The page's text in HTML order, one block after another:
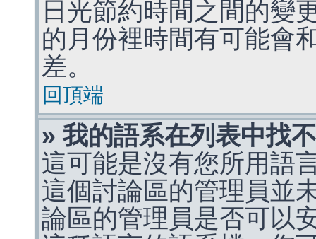
日光節約時間之間的變
的月份裡時間有可能會
差。
回頂端
» 我的語系在列表中找
這可能是沒有您所用語
這個討論區的管理員並
論區的管理員是否可以